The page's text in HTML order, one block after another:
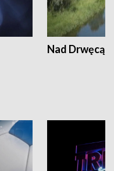
Nad Drwęcą